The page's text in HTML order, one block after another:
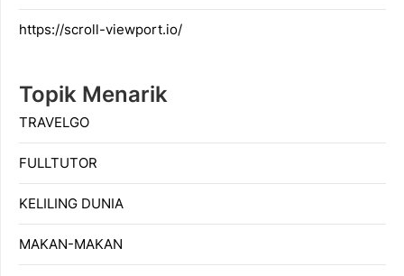
https://scroll-viewport.io/
Topik Menarik
TRAVELGO
FULLTUTOR
KELILING DUNIA
MAKAN-MAKAN